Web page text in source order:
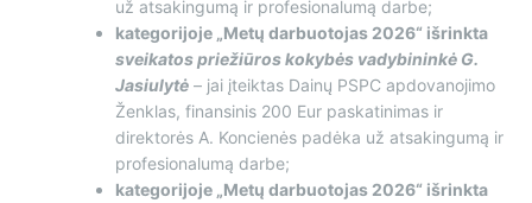
už atsakingumą ir profesionalumą darbe;
kategorijoje „Metų darbuotojas 2026“ išrinkta
sveikatos priežiūros kokybės vadybininkė G.
Jasiulytė – jai įteiktas Dainų PSPC apdovanojimo
Ženklas, finansinis 200 Eur paskatinimas ir
direktorės A. Koncienės padėka už atsakingumą ir
profesionalumą darbe;
kategorijoje „Metų darbuotojas 2026“ išrinkta